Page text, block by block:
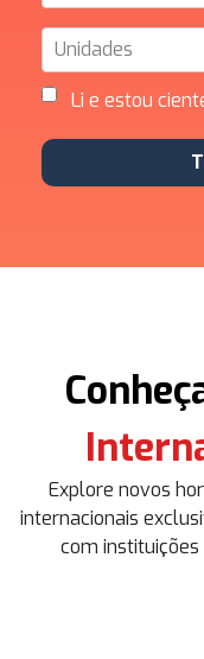
Unidades
Li e estou
Explore novos
internacionais
com